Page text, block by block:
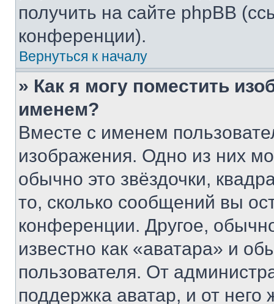
получить на сайте phpBB
конференции).
Вернуться к началу
» Как я могу поместить
именем?
Вместе с именем
изображения. Одно из них
обычно это звёздочки,
то, сколько сообщений вы
конференции. Другое,
известно как «аватара» и
пользователя. От
поддержка аватар, и от него